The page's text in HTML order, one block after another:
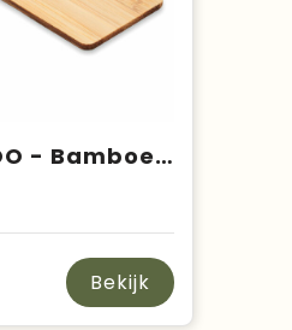
ANGLEBOO - Bamboe rechthoek sleutelhanger
Bekijk